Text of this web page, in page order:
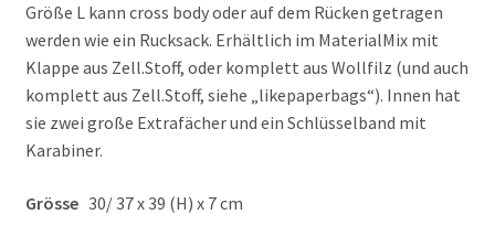
Größe L kann cross body oder auf dem Rücken getragen
werden wie ein Rucksack. Erhältlich im MaterialMix mit
Klappe aus Zell.Stoff, oder komplett aus Wollfilz (und auch
komplett aus Zell.Stoff, siehe „likepaperbags“). Innen hat
sie zwei große Extrafächer und ein Schlüsselband mit
Karabiner.
Grösse30/ 37 x 39 (H) x 7 cm